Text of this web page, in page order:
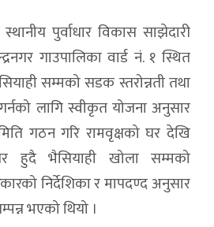
पुर्वाधार विकास साझेदारी
गाउपालिका वार्ड नं. १ स्थित
सम्मको सडक स्तरोन्नती तथा
लागि स्वीकृत योजना अनुसार
गठन गरि रामवृक्षको घर देखि
हुदै भैसियाही खोला सम्मको
निर्देशिका र मापदण्द अनुसार
भएको थियो ।